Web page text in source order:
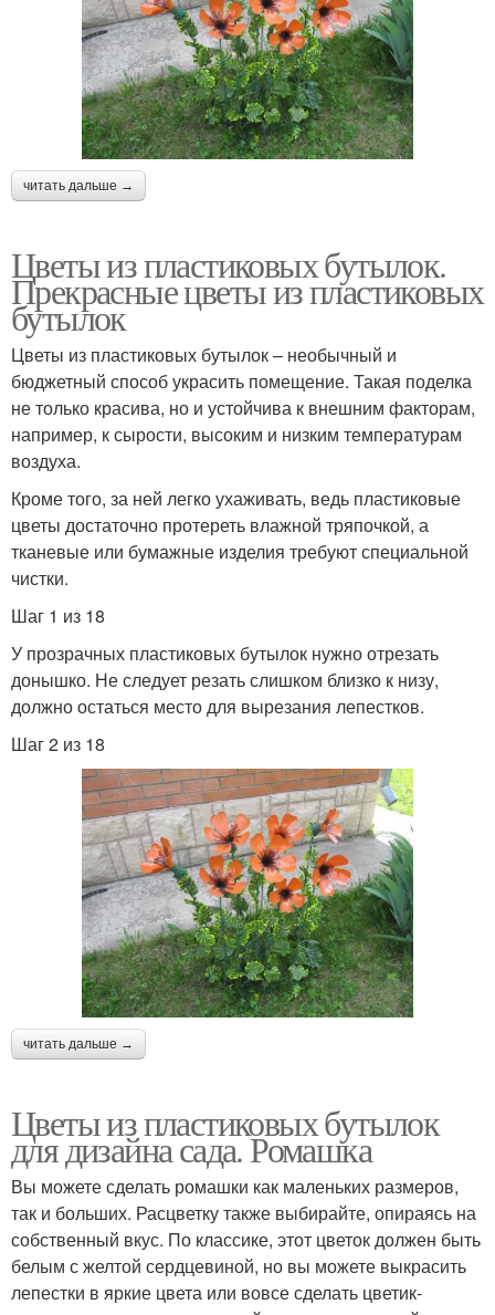
читать дальше →
Цветы из пластиковых бутылок.
Прекрасные цветы из пластиковых
бутылок
Цветы из пластиковых бутылок – необычный и
бюджетный способ украсить помещение. Такая поделка
не только красива, но и устойчива к внешним факторам,
например, к сырости, высоким и низким температурам
воздуха.
Кроме того, за ней легко ухаживать, ведь пластиковые
цветы достаточно протереть влажной тряпочкой, а
тканевые или бумажные изделия требуют специальной
чистки.
Шаг 1 из 18
У прозрачных пластиковых бутылок нужно отрезать
донышко. Не следует резать слишком близко к низу,
должно остаться место для вырезания лепестков.
Шаг 2 из 18
читать дальше →
Цветы из пластиковых бутылок
для дизайна сада. Ромашка
Вы можете сделать ромашки как маленьких размеров,
так и больших. Расцветку также выбирайте, опираясь на
собственный вкус. По классике, этот цветок должен быть
белым с желтой сердцевиной, но вы можете выкрасить
лепестки в яркие цвета или вовсе сделать цветик-